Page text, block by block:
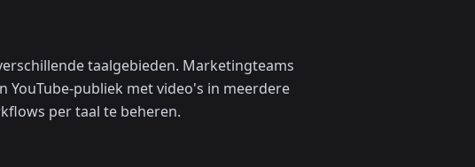
taalgebieden. Marketingteams
publiek met video's in meerdere
per taal te beheren.